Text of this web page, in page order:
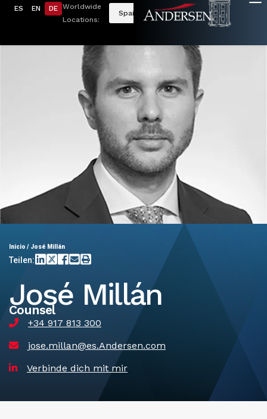
ES EN DE Worldwide
Locations:
Spain
Inicio / José Millán
Teilen:
José Millán
Counsel
+34 917 813 300
jose.millan@es.Andersen.com
Verbinde dich mit mir